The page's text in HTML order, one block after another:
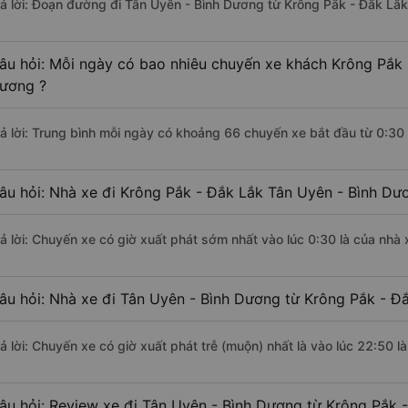
lời: Đoạn đường đi Tân Uyên - Bình Dương từ Krông Pắk - Đắk
hỏi: Mỗi ngày có bao nhiêu chuyến xe khách Krông
?
lời: Trung bình mỗi ngày có khoảng 66 chuyến xe bắt đầu từ
hỏi: Nhà xe đi Krông Pắk - Đắk Lắk Tân Uyên - Bình
lời: Chuyến xe có giờ xuất phát sớm nhất vào lúc 0:30 là của nhà
hỏi: Nhà xe đi Tân Uyên - Bình Dương từ Krông Pắk -
lời: Chuyến xe có giờ xuất phát trễ (muộn) nhất là vào lúc 22:50